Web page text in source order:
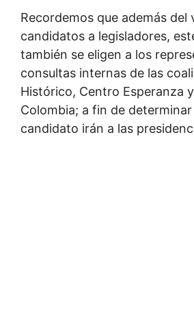
Recordemos que además del
candidatos a legisladores,
también se eligen a los
consultas internas de las
Histórico, Centro Esperanza
Colombia; a fin de
candidato irán a las